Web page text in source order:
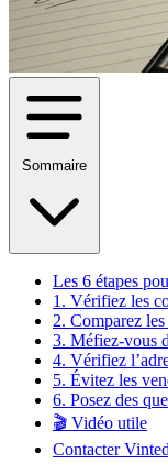
Sommaire
Les 6 étapes
1. Vérifiez les
2. Comparez
3. Méfiez-vous
4. Vérifiez
5. Évitez les
6. Posez des
🎬 Vidéo utile
Contacter